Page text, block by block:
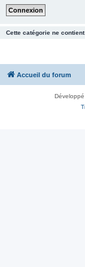
Cette catégorie ne contient
Accueil du forum